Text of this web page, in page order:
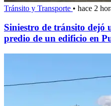
Tránsito y Transporte • hace 2
Siniestro de tránsito dejó
predio de un edificio en